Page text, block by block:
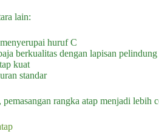
lain:
huruf C
berkualitas dengan lapisan pelindung
kuat
standar
rangka atap menjadi lebih